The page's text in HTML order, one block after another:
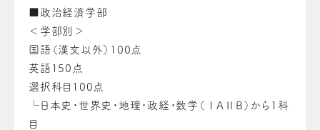
■政治経済学部
＜学部別＞
国語（漢文以外）100点
英語150点
選択科目100点
└日本史・世界史・地理・政経・数学（ⅠAⅡB）から1科
目